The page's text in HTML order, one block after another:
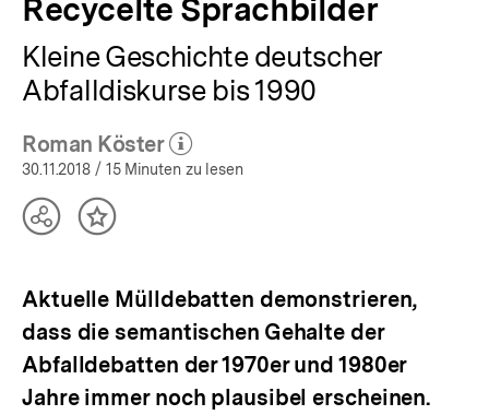
Recycelte Sprachbilder
Kleine Geschichte deutscher
Abfalldiskurse bis 1990
Roman Köster
(Mehr zum Autor)
öffnen
30.11.2018 / 15 Minuten zu lesen
TeilenInhalt
Aktuelle Mülldebatten demonstrieren,
dass die semantischen Gehalte der
Abfalldebatten der 1970er und 1980er
Jahre immer noch plausibel erscheinen.